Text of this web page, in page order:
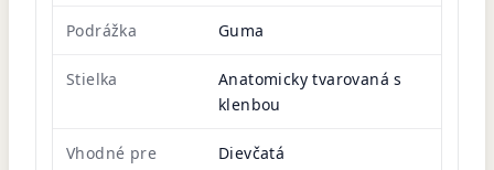
Podrážka Guma
Stielka
Anatomicky tvarovaná s
klenbou
Vhodné pre Dievčatá